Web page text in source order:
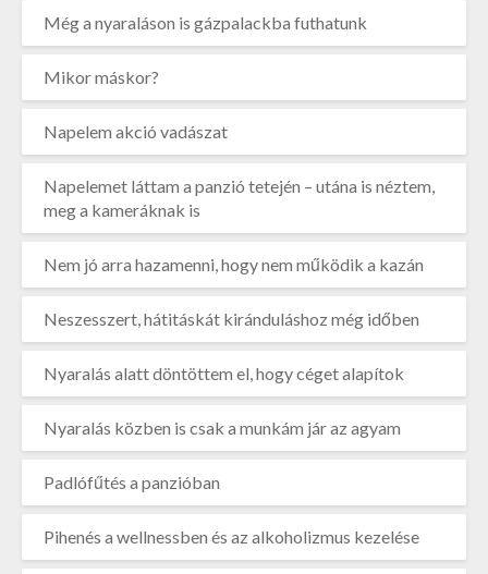
Még a nyaraláson is gázpalackba futhatunk
Mikor máskor?
Napelem akció vadászat
Napelemet láttam a panzió tetején – utána is néztem,
meg a kameráknak is
Nem jó arra hazamenni, hogy nem működik a kazán
Neszesszert, hátitáskát kiránduláshoz még időben
Nyaralás alatt döntöttem el, hogy céget alapítok
Nyaralás közben is csak a munkám jár az agyam
Padlófűtés a panzióban
Pihenés a wellnessben és az alkoholizmus kezelése